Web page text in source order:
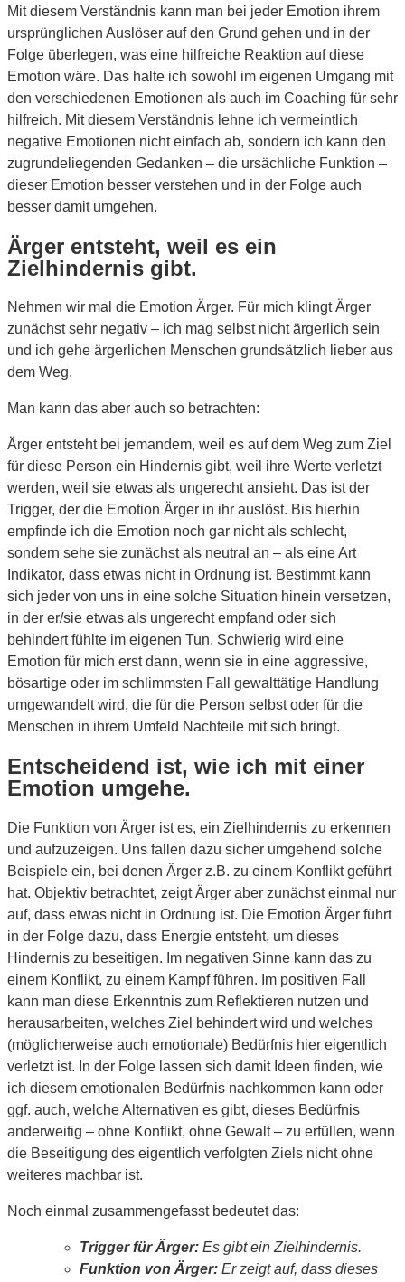
Mit diesem Verständnis kann man bei jeder Emotion ihrem
ursprünglichen Auslöser auf den Grund gehen und in der
Folge überlegen, was eine hilfreiche Reaktion auf diese
Emotion wäre. Das halte ich sowohl im eigenen Umgang mit
den verschiedenen Emotionen als auch im Coaching für sehr
hilfreich. Mit diesem Verständnis lehne ich vermeintlich
negative Emotionen nicht einfach ab, sondern ich kann den
zugrundeliegenden Gedanken – die ursächliche Funktion –
dieser Emotion besser verstehen und in der Folge auch
besser damit umgehen.
Ärger entsteht, weil es ein
Zielhindernis gibt.
Nehmen wir mal die Emotion Ärger. Für mich klingt Ärger
zunächst sehr negativ – ich mag selbst nicht ärgerlich sein
und ich gehe ärgerlichen Menschen grundsätzlich lieber aus
dem Weg.
Man kann das aber auch so betrachten:
Ärger entsteht bei jemandem, weil es auf dem Weg zum Ziel
für diese Person ein Hindernis gibt, weil ihre Werte verletzt
werden, weil sie etwas als ungerecht ansieht. Das ist der
Trigger, der die Emotion Ärger in ihr auslöst. Bis hierhin
empfinde ich die Emotion noch gar nicht als schlecht,
sondern sehe sie zunächst als neutral an – als eine Art
Indikator, dass etwas nicht in Ordnung ist. Bestimmt kann
sich jeder von uns in eine solche Situation hinein versetzen,
in der er/sie etwas als ungerecht empfand oder sich
behindert fühlte im eigenen Tun. Schwierig wird eine
Emotion für mich erst dann, wenn sie in eine aggressive,
bösartige oder im schlimmsten Fall gewalttätige Handlung
umgewandelt wird, die für die Person selbst oder für die
Menschen in ihrem Umfeld Nachteile mit sich bringt.
Entscheidend ist, wie ich mit einer
Emotion umgehe.
Die Funktion von Ärger ist es, ein Zielhindernis zu erkennen
und aufzuzeigen. Uns fallen dazu sicher umgehend solche
Beispiele ein, bei denen Ärger z.B. zu einem Konflikt geführt
hat. Objektiv betrachtet, zeigt Ärger aber zunächst einmal nur
auf, dass etwas nicht in Ordnung ist. Die Emotion Ärger führt
in der Folge dazu, dass Energie entsteht, um dieses
Hindernis zu beseitigen. Im negativen Sinne kann das zu
einem Konflikt, zu einem Kampf führen. Im positiven Fall
kann man diese Erkenntnis zum Reflektieren nutzen und
herausarbeiten, welches Ziel behindert wird und welches
(möglicherweise auch emotionale) Bedürfnis hier eigentlich
verletzt ist. In der Folge lassen sich damit Ideen finden, wie
ich diesem emotionalen Bedürfnis nachkommen kann oder
ggf. auch, welche Alternativen es gibt, dieses Bedürfnis
anderweitig – ohne Konflikt, ohne Gewalt – zu erfüllen, wenn
die Beseitigung des eigentlich verfolgten Ziels nicht ohne
weiteres machbar ist.
Noch einmal zusammengefasst bedeutet das:
Trigger für Ärger: Es gibt ein Zielhindernis.
Funktion von Ärger: Er zeigt auf, dass dieses